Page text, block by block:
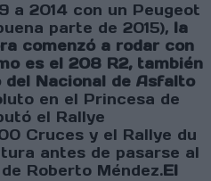
a 2014 con un Peugeot
parte de 2015), la
comenzó a rodar con
es el 208 R2, también
Nacional de Asfalto
en el Princesa de
el Rallye
Cruces y el Rallye du
antes de pasarse al
Roberto Méndez.El